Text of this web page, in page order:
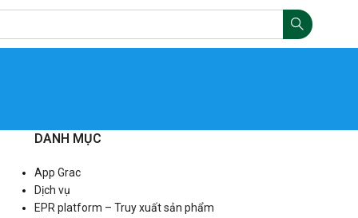
DANH MỤC
App Grac
Dịch vụ
EPR platform – Truy xuất sản phẩm